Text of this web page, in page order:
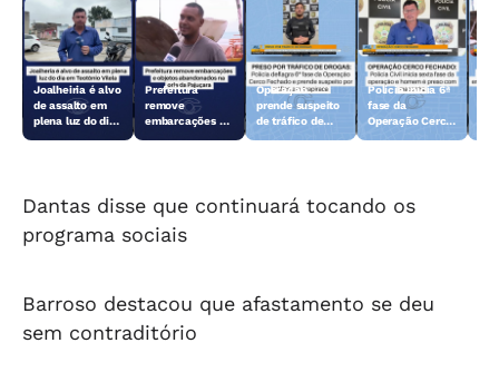
Joalheiria é alvo
de assalto em
plena luz do dia
Prefeitura
remove
embarcações e
Operação
prende suspeito
de tráfico de
Polícia inicia 6ª
fase da
Operação Cerco
Dantas disse que continuará tocando os
programa sociais
Barroso destacou que afastamento se deu
sem contraditório